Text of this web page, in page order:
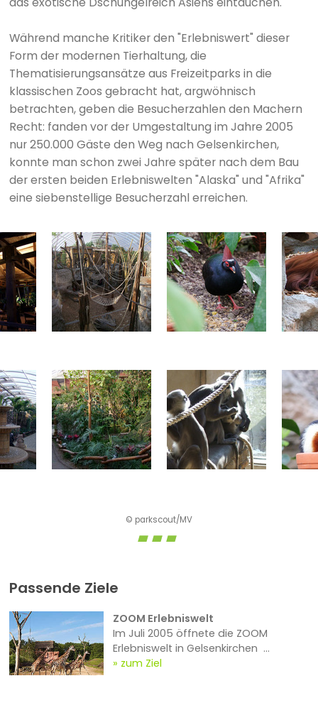
Während manche Kritiker den "Erlebniswert" dieser
Form der modernen Tierhaltung, die
Thematisierungsansätze aus Freizeitparks in die
klassischen Zoos gebracht hat, argwöhnisch
betrachten, geben die Besucherzahlen den Machern
Recht: fanden vor der Umgestaltung im Jahre 2005
nur 250.000 Gäste den Weg nach Gelsenkirchen,
konnte man schon zwei Jahre später nach dem Bau
der ersten beiden Erlebniswelten "Alaska" und "Afrika"
eine siebenstellige Besucherzahl erreichen.
© parkscout/MV
Passende Ziele
ZOOM Erlebniswelt
Im Juli 2005 öffnete die ZOOM
Erlebniswelt in Gelsenkirchen ...
zum Ziel